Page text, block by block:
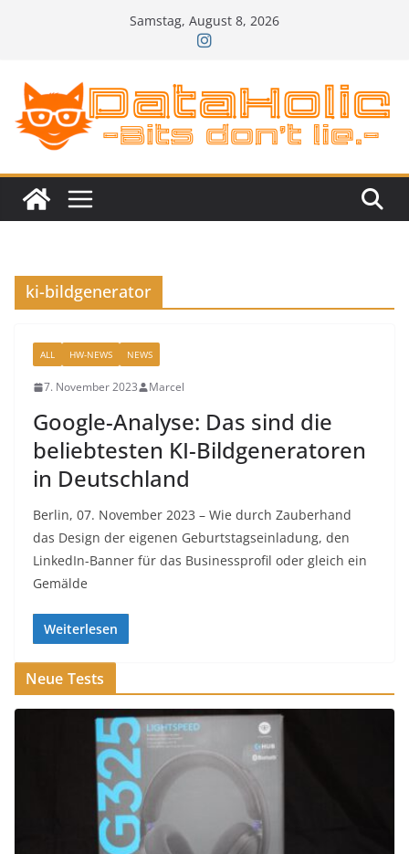
Samstag, August 8, 2026
ki-bildgenerator
ALL HW-NEWS NEWS
7. November 2023 Marcel
Google-Analyse: Das sind die
beliebtesten KI-Bildgeneratoren
in Deutschland
Berlin, 07. November 2023 – Wie durch Zauberhand
das Design der eigenen Geburtstagseinladung, den
LinkedIn-Banner für das Businessprofil oder gleich ein
Gemälde
Weiterlesen
Neue Tests